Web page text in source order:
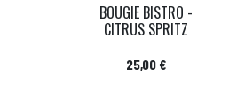
BOUGIE BISTRO -
CITRUS SPRITZ
Prix
25,00 €